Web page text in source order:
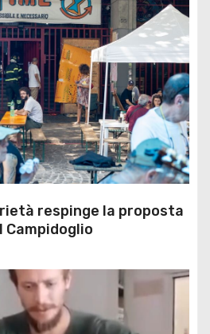
respinge la proposta
Campidoglio